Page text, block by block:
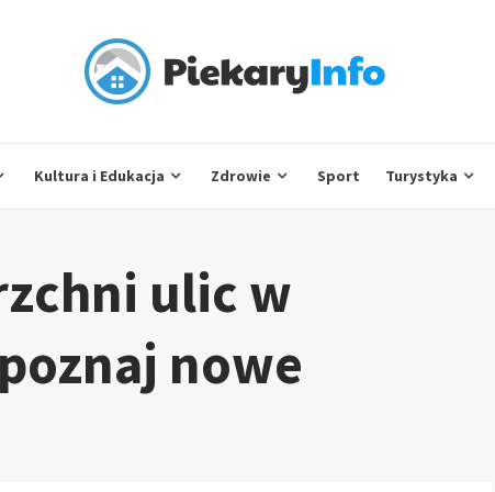
Kultura i Edukacja Zdrowie Sport Turystyka
ulic w
nowe